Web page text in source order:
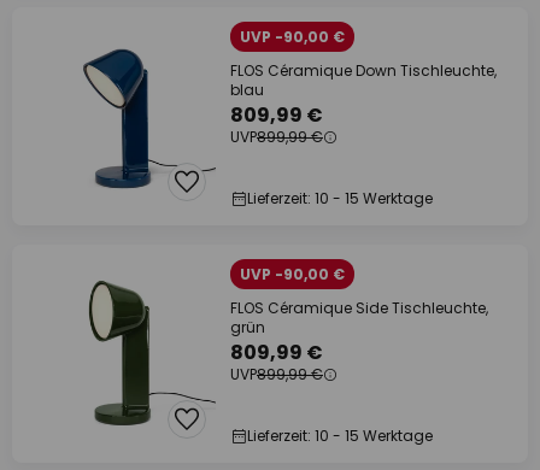
UVP -90,00 €
FLOS Céramique Down Tischleuchte,
blau
809,99 €
UVP899,99 €
Lieferzeit: 10 - 15 Werktage
UVP -90,00 €
FLOS Céramique Side Tischleuchte,
grün
809,99 €
UVP899,99 €
Lieferzeit: 10 - 15 Werktage